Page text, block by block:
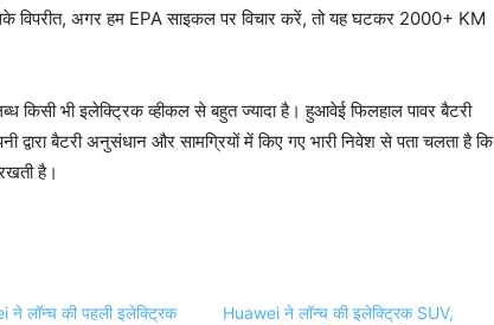
विपरीत, अगर हम EPA साइकल पर विचार करें, तो यह घटकर 2000+ KM
किसी भी इलेक्ट्रिक व्हीकल से बहुत ज्यादा है। हुआवेई फिलहाल पावर बैटरी
द्वारा बैटरी अनुसंधान और सामग्रियों में किए गए भारी निवेश से पता चलता है कि
है।
ने लॉन्च की पहली इलेक्ट्रिक
Huawei ने लॉन्च की इलेक्ट्रिक SUV,